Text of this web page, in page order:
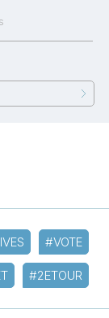
#VOTE
#2ETOUR